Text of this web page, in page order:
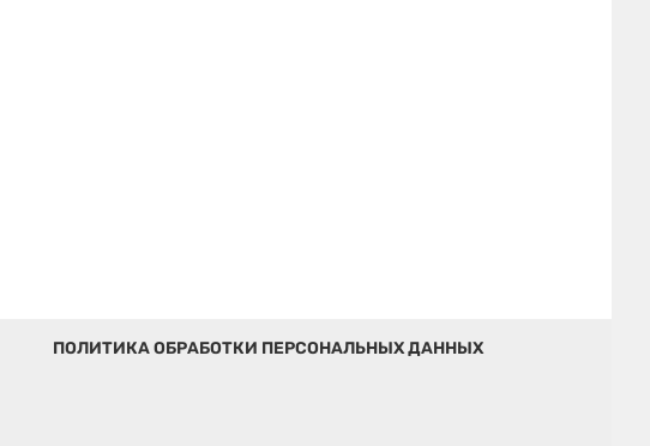
ПОЛИТИКА ОБРАБОТКИ ПЕРСОНАЛЬНЫХ ДАННЫХ